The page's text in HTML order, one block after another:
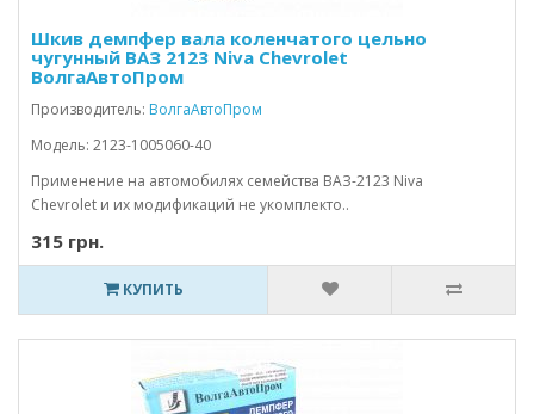
Шкив демпфер вала коленчатого цельно
чугунный ВАЗ 2123 Niva Chevrolet
ВолгаАвтоПром
Производитель: ВолгаАвтоПром
Модель: 2123-1005060-40
Применение на автомобилях семейства ВАЗ-2123 Niva
Chevrolet и их модификаций не укомплекто..
315 грн.
КУПИТЬ